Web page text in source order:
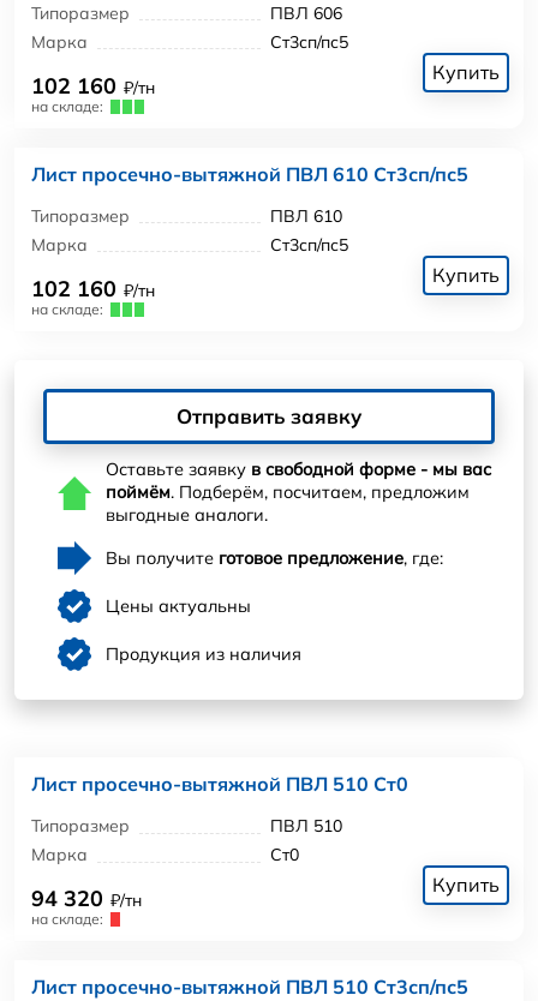
Типоразмер
ПВЛ 606
Марка
Ст3сп/пс5
102 160 ₽/тн
на складе:
Купить
Лист просечно-вытяжной ПВЛ 610 Ст3сп/пс5
Типоразмер
ПВЛ 610
Марка
Ст3сп/пс5
102 160 ₽/тн
на складе:
Купить
Отправить заявку
Оставьте заявку в свободной форме - мы вас
поймём. Подберём, посчитаем, предложим
выгодные аналоги.
Вы получите готовое предложение, где:
Цены актуальны
Продукция из наличия
Лист просечно-вытяжной ПВЛ 510 Ст0
Типоразмер
ПВЛ 510
Марка
Ст0
94 320 ₽/тн
на складе:
Купить
Лист просечно-вытяжной ПВЛ 510 Ст3сп/пс5